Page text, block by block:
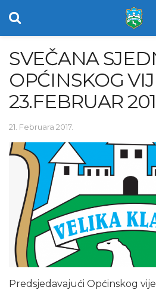
SVEČANA
OPĆINSKOG
23.FEBRUAR
21. Februara 2017.
Predsjedavajući Općinskog